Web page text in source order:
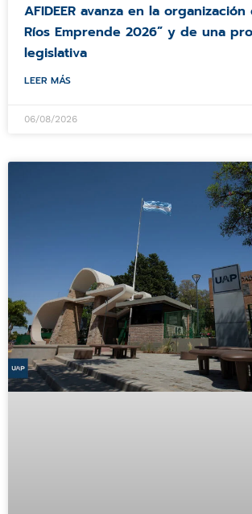
AFIDEER avanza en la
Ríos Emprende 2026” y de una
legislativa
LEER MÁS
06/08/2026